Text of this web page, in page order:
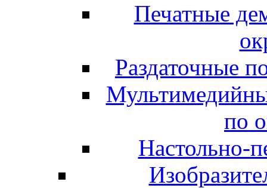
Печатные
Раздаточные
по
Настольно-